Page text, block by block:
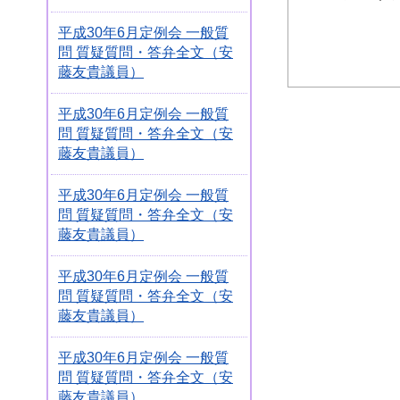
平成30年6月定例会 一般質
問 質疑質問・答弁全文（安
藤友貴議員）
平成30年6月定例会 一般質
問 質疑質問・答弁全文（安
藤友貴議員）
平成30年6月定例会 一般質
問 質疑質問・答弁全文（安
藤友貴議員）
平成30年6月定例会 一般質
問 質疑質問・答弁全文（安
藤友貴議員）
平成30年6月定例会 一般質
問 質疑質問・答弁全文（安
藤友貴議員）